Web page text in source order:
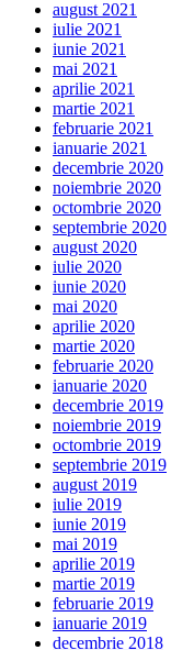
august 2021
iulie 2021
iunie 2021
mai 2021
aprilie 2021
martie 2021
februarie 2021
ianuarie 2021
decembrie 2020
noiembrie 2020
octombrie 2020
septembrie 2020
august 2020
iulie 2020
iunie 2020
mai 2020
aprilie 2020
martie 2020
februarie 2020
ianuarie 2020
decembrie 2019
noiembrie 2019
octombrie 2019
septembrie 2019
august 2019
iulie 2019
iunie 2019
mai 2019
aprilie 2019
martie 2019
februarie 2019
ianuarie 2019
decembrie 2018